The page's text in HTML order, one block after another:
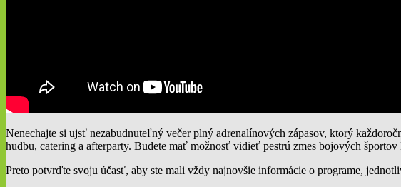
Nenechajte si ujsť nezabudnuteľný večer plný adrenalínových zápasov, ktorý
hudbu, catering a afterparty. Budete mať možnosť vidieť pestrú zmes bojových
Preto potvrďte svoju účasť, aby ste mali vždy najnovšie informácie o programe,